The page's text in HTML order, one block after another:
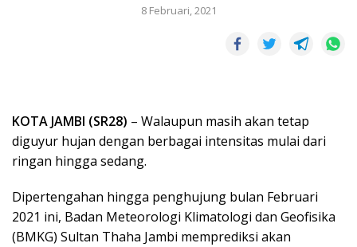
8 Februari, 2021
KOTA JAMBI (SR28) – Walaupun masih akan tetap
diguyur hujan dengan berbagai intensitas mulai dari
ringan hingga sedang.
Dipertengahan hingga penghujung bulan Februari
2021 ini, Badan Meteorologi Klimatologi dan Geofisika
(BMKG) Sultan Thaha Jambi memprediksi akan